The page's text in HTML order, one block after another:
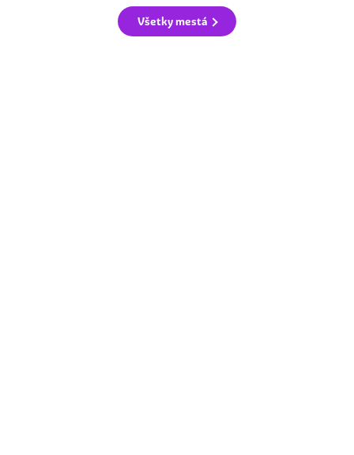
Všetky mestá